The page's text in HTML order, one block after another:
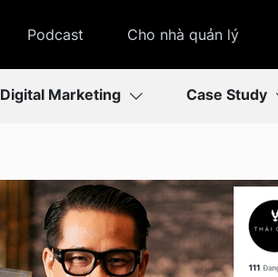
Podcast Cho nhà quản lý
Digital Marketing Case Study